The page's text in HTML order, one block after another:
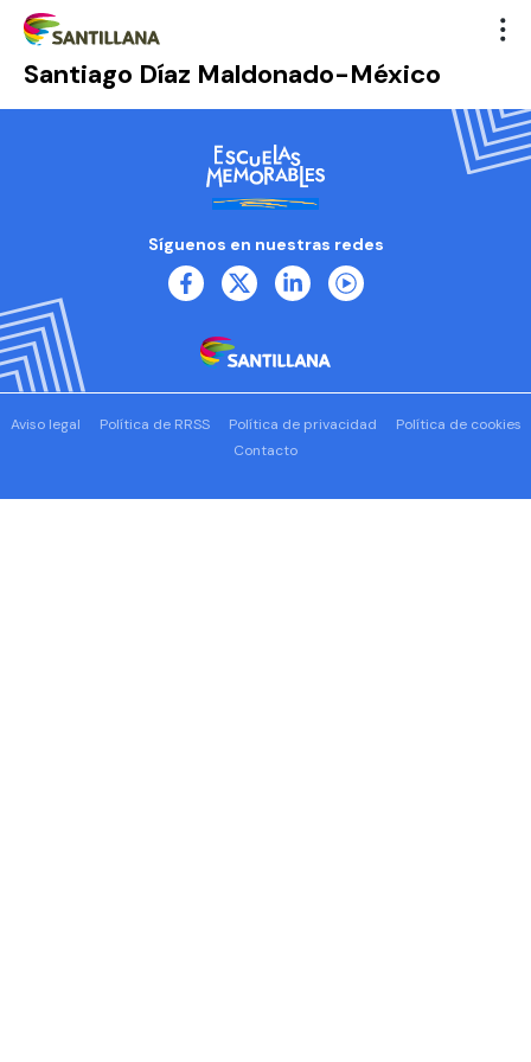
Santiago Díaz Maldonado-México
Síguenos en nuestras redes
Aviso legal Política de RRSS Política de privacidad
Política de cookies
Contacto